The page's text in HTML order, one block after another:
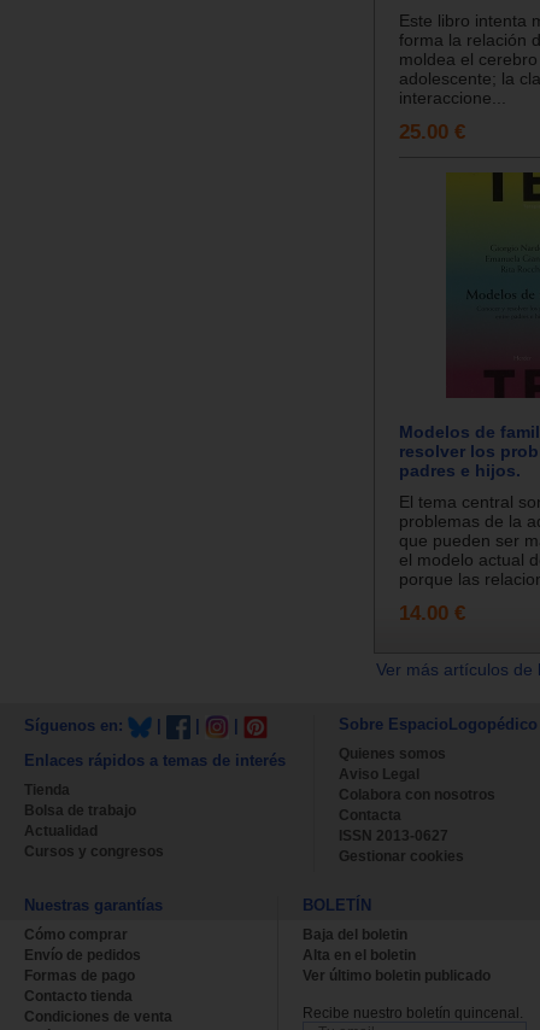
Este libro intenta
forma la relación
moldea el
adolescente; la
interaccione...
25.00 €
Modelos de
resolver los
padres e hijos.
El tema central
problemas de la
que pueden ser
el modelo actual
porque las
14.00 €
Ver más artículos
Síguenos en:
Enlaces rápidos a temas de interés
Tienda
Bolsa de trabajo
Actualidad
Cursos y congresos
Sobre EspacioLogopédico
Quienes somos
Aviso Legal
Colabora con nosotros
Contacta
ISSN 2013-0627
Gestionar cookies
Nuestras garantías
Cómo comprar
Envío de pedidos
Formas de pago
Contacto tienda
Condiciones de venta
BOLETÍN
Baja del boletin
Alta en el boletin
Ver último boletin publicado
Recibe nuestro boletín quincenal.